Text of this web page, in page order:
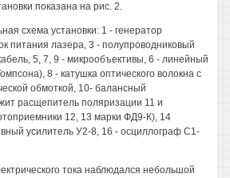
показана на рис. 2.
схема установки: 1 - генератор
питания лазера, 3 - полупроводниковый
5, 7, 9 - микрообъективы, 6 - линейный
8 - катушка оптического волокна с
обмоткой, 10- балансный
расщепитель поляризации 11 и
12, 13 марки ФД9-К), 14
усилитель У2-8, 16 - осциллограф С1-
тока наблюдался небольшой